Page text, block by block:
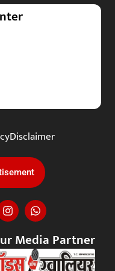
Disclaimer
Media Partner